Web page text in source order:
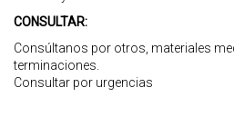
CONSULTAR:
Consúltanos por otros, materiales
terminaciones.
Consultar por urgencias